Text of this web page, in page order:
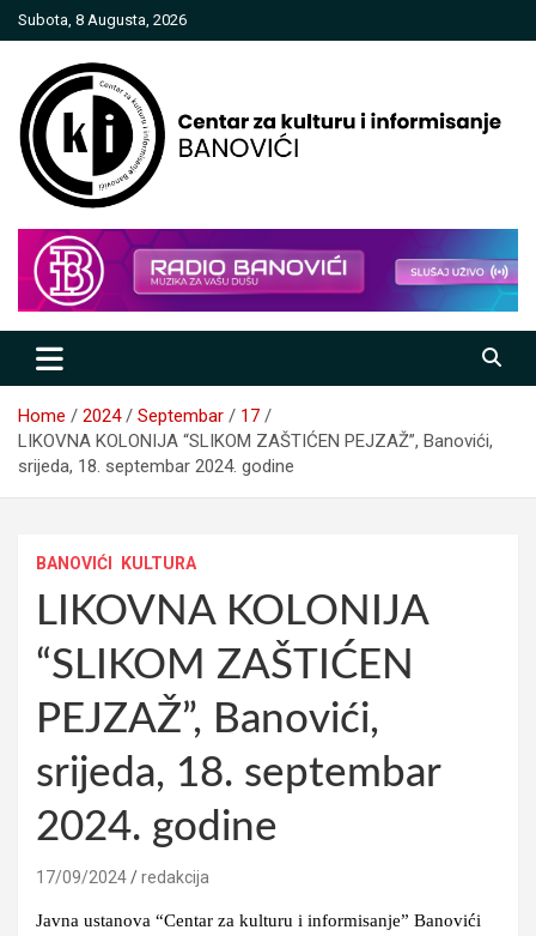
Skip
to
Subota, 8 Augusta, 2026
Centar za kulturu i informisanje
Banovići
Home 2024 Septembar
17
LIKOVNA KOLONIJA “SLIKOM ZAŠTIĆEN PEJZAŽ”, Banovići,
srijeda, 18. septembar 2024. godine
BANOVIĆI KULTURA
LIKOVNA KOLONIJA
“SLIKOM ZAŠTIĆEN
PEJZAŽ”, Banovići,
srijeda, 18. septembar
2024. godine
17/09/2024 redakcija
Javna ustanova “Centar za kulturu i informisanje” Banovići